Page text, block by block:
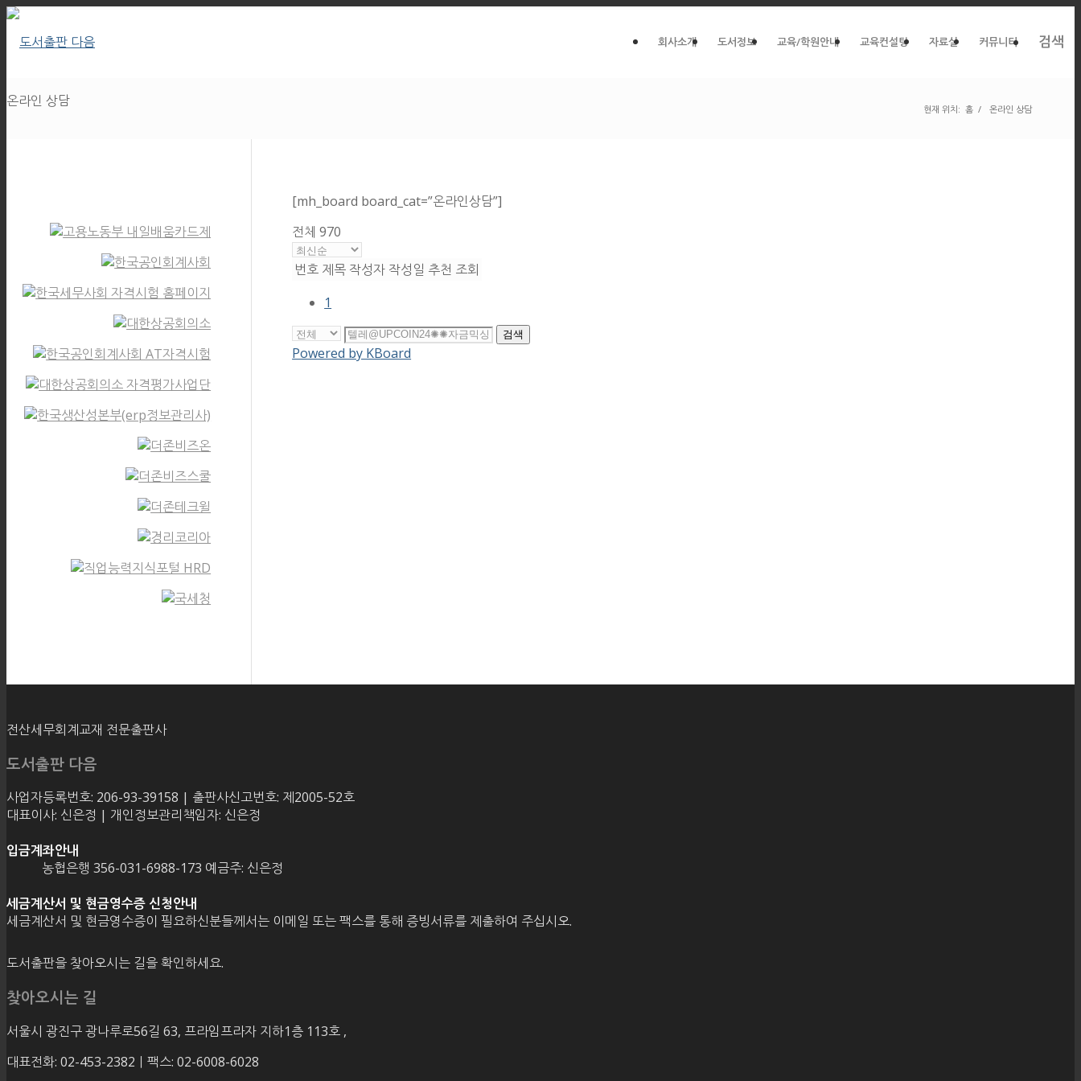
회사소개 도서정보 교육/학원안내 교육컨설팅 자료실 커뮤니티 검색
온라인 상담 현재 위치: 홈 / 온라인 상담
[mh_board board_cat=”온라인상담”]
전체 970
번호 제목 작성자 작성일 추천 조회
1
검색
Powered by KBoard
전산세무회계교재 전문출판사
도서출판 다음
사업자등록번호: 206-93-39158 | 출판사신고번호: 제2005-52호
대표이사: 신은정 | 개인정보관리책임자: 신은정
입금계좌안내
농협은행 356-031-6988-173 예금주: 신은정
세금계산서 및 현금영수증 신청안내
세금계산서 및 현금영수증이 필요하신분들께서는 이메일 또는 팩스를 통해 증빙서류를 제출하여 주십시오.
도서출판을 찾아오시는 길을 확인하세요.
찾아오시는 길
서울시 광진구 광나루로56길 63, 프라임프라자 지하1층 113호 ,
대표전화: 02-453-2382ㅣ팩스: 02-6008-6028